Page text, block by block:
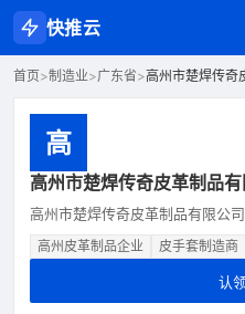
快推云
首页>制造业>广东省>高州市楚焊传奇
高
高州市楚焊传奇皮革制品有
高州市楚焊传奇皮革制品有限公
高州皮革制品企业 皮手套制造商
认